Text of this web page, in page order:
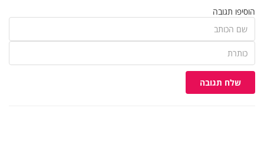
הוסיפו תגובה
שלח תגובה